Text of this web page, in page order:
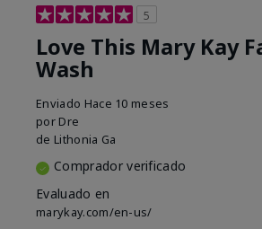
5
Love This Mary Kay
Wash
Enviado Hace 10 meses
por Dre
de Lithonia Ga
Comprador verificado
Evaluado en
marykay.com/en-us/